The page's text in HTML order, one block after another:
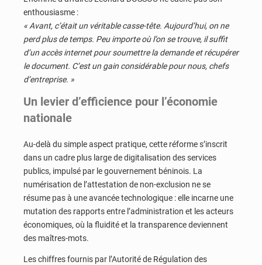
enthousiasme :
« Avant, c’était un véritable casse-tête. Aujourd’hui, on ne
perd plus de temps. Peu importe où l’on se trouve, il suffit
d’un accès internet pour soumettre la demande et récupérer
le document. C’est un gain considérable pour nous, chefs
d’entreprise. »
Un levier d’efficience pour l’économie
nationale
Au-delà du simple aspect pratique, cette réforme s’inscrit
dans un cadre plus large de digitalisation des services
publics, impulsé par le gouvernement béninois. La
numérisation de l’attestation de non-exclusion ne se
résume pas à une avancée technologique : elle incarne une
mutation des rapports entre l’administration et les acteurs
économiques, où la fluidité et la transparence deviennent
des maîtres-mots.
Les chiffres fournis par l’Autorité de Régulation des